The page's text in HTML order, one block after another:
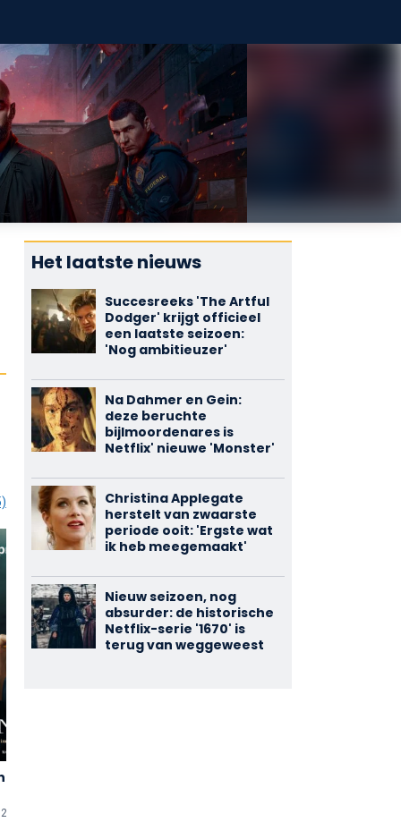
(TV-serie)
Het laatste nieuws
Succesreeks 'The Artful
Dodger' krijgt officieel
een laatste seizoen:
'Nog ambitieuzer'
Na Dahmer en Gein:
deze beruchte
bijlmoordenares is
Netflix' nieuwe 'Monster'
Christina Applegate
herstelt van zwaarste
periode ooit: 'Ergste wat
ik heb meegemaakt'
Nieuw seizoen, nog
absurder: de historische
Netflix-serie '1670' is
terug van weggeweest